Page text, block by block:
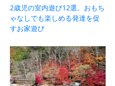
2歳児の室内遊び12選。おもち
ゃなしでも楽しめる発達を促
すお家遊び